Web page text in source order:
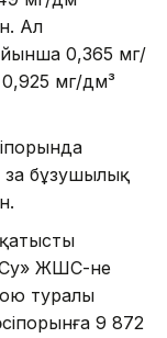
Ал
0,365 мг/
мг/дм³
бұзушылық
Су» ЖШС-не
туралы
9 872